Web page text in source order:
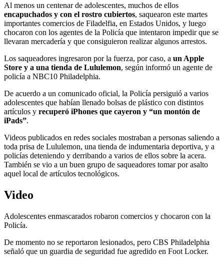
Al menos un centenar de adolescentes, muchos de ellos
encapuchados y con el rostro cubiertos, saquearon este martes
importantes comercios de Filadelfia, en Estados Unidos, y luego
chocaron con los agentes de la Policía que intentaron impedir que se
llevaran mercadería y que consiguieron realizar algunos arrestos.
Los saqueadores ingresaron por la fuerza, por caso, a un Apple
Store y a una tienda de Lululemon, según informó un agente de
policía a NBC10 Philadelphia.
De acuerdo a un comunicado oficial, la Policía persiguió a varios
adolescentes que habían llenado bolsas de plástico con distintos
artículos y recuperó iPhones que cayeron y “un montón de
iPads”.
Videos publicados en redes sociales mostraban a personas saliendo a
toda prisa de Lululemon, una tienda de indumentaria deportiva, y a
policías deteniendo y derribando a varios de ellos sobre la acera.
También se vio a un buen grupo de saqueadores tomar por asalto
aquel local de artículos tecnológicos.
Video
Adolescentes enmascarados robaron comercios y chocaron con la
Policía.
De momento no se reportaron lesionados, pero CBS Philadelphia
señaló que un guardia de seguridad fue agredido en Foot Locker.